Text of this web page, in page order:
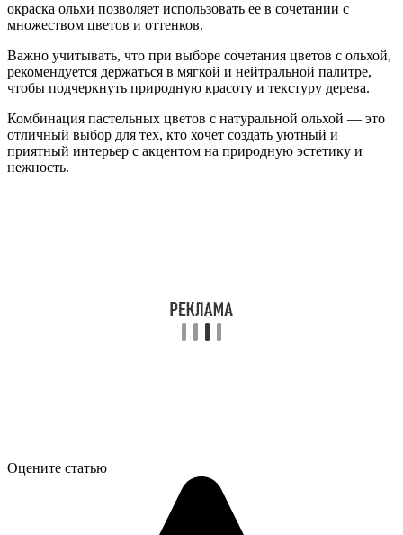
окраска ольхи позволяет использовать ее в сочетании с
множеством цветов и оттенков.
Важно учитывать, что при выборе сочетания цветов с ольхой,
рекомендуется держаться в мягкой и нейтральной палитре,
чтобы подчеркнуть природную красоту и текстуру дерева.
Комбинация пастельных цветов с натуральной ольхой — это
отличный выбор для тех, кто хочет создать уютный и
приятный интерьер с акцентом на природную эстетику и
нежность.
Оцените статью